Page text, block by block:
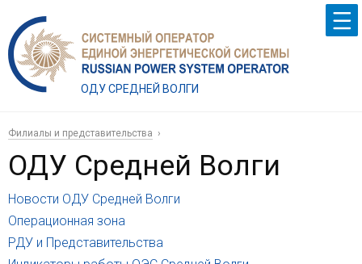
ОДУ СРЕДНЕЙ ВОЛГИ
Филиалы и представительства
ОДУ Средней Волги
Новости ОДУ Средней Волги
Операционная зона
РДУ и Представительства